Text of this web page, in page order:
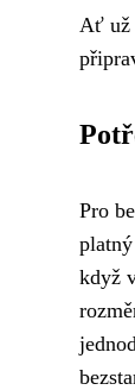
Ať už
Pro
když